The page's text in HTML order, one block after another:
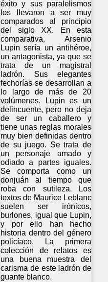
éxito y sus paralelismos
los llevaron a ser muy
comparados al principio
del siglo XX. En esta
comparativa, Arsenio
Lupin sería un antihéroe,
un antagonista, ya que se
trata de un magistral
ladrón. Sus elegantes
fechorías se desarrollan a
lo largo de más de 20
volúmenes. Lupin es un
delincuente, pero no deja
de ser un caballero y
tiene unas reglas morales
muy bien definidas dentro
de su juego. Se trata de
un personaje amado y
odiado a partes iguales.
Se comporta como un
donjuán al tiempo que
roba con sutileza. Los
textos de Maurice Leblanc
suelen ser irónicos,
burlones, igual que Lupin,
y por ello han hecho
historia dentro del género
policíaco. La primera
colección de relatos es
una buena muestra del
carisma de este ladrón de
guante blanco.